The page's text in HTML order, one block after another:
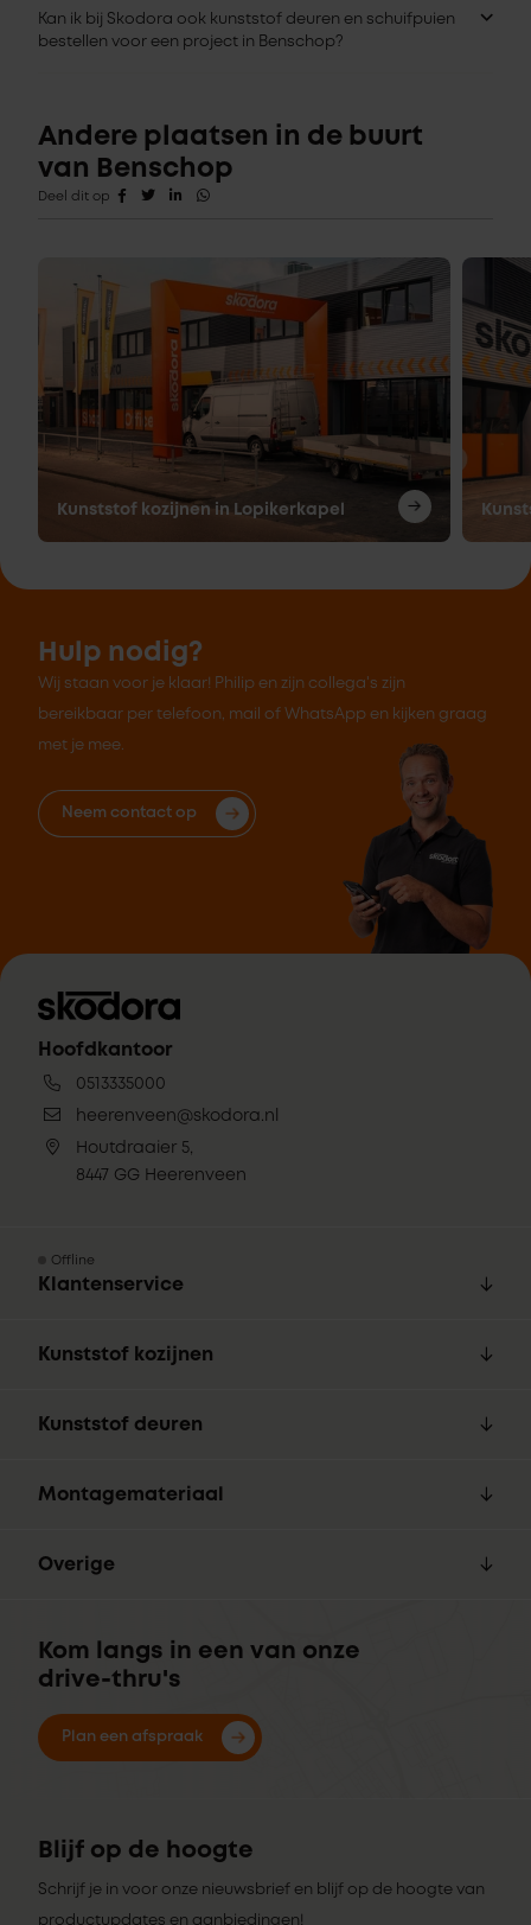
Kan ik bij Skodora ook kunststof deuren en schuifpuien
bestellen voor een project in Benschop?
Andere plaatsen in de buurt
van Benschop
Deel dit op
Kunststof kozijnen in Lopikerkapel
Hulp nodig?
Wij staan voor je klaar! Philip en zijn collega's zijn
bereikbaar per telefoon, mail of WhatsApp en kijken graag
met je mee.
Neem contact op
Hoofdkantoor
0513335000
heerenveen@skodora.nl
Houtdraaier 5,
8447 GG Heerenveen
Offline
Klantenservice
Kunststof kozijnen
Kunststof deuren
Montagemateriaal
Overige
Kom langs in een van onze
drive-thru's
Plan een afspraak
Blijf op de hoogte
Schrijf je in voor onze nieuwsbrief en blijf op de hoogte van
productupdates en aanbiedingen!